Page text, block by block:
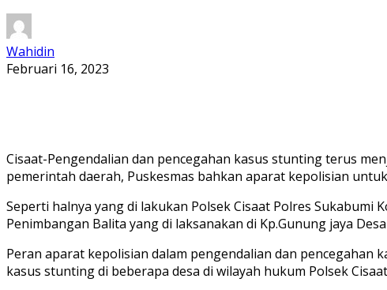
Wahidin
Februari 16, 2023
Cisaat-Pengendalian dan pencegahan kasus stunting terus
pemerintah daerah, Puskesmas bahkan aparat kepolisian
Seperti halnya yang di lakukan Polsek Cisaat Polres Sukabumi
Penimbangan Balita yang di laksanakan di Kp.Gunung jaya
Peran aparat kepolisian dalam pengendalian dan
kasus stunting di beberapa desa di wilayah hukum Polsek